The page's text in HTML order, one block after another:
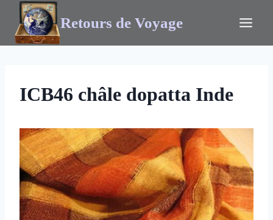
Retours de Voyage
ICB46 châle dopatta Inde